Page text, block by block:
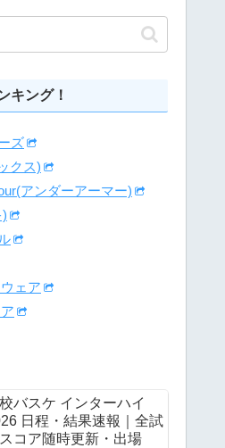
キング！
ズ
クス)
アンダーアーマー)
ェア
バスケ インターハイ
日程・結果速報｜全試
コア随時更新・出場